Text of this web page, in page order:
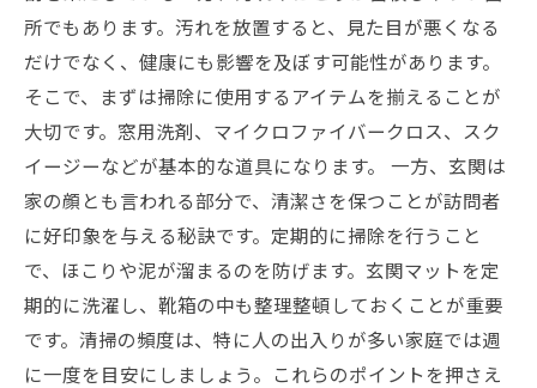
所でもあります。汚れを放置すると、見た目が悪くなる
だけでなく、健康にも影響を及ぼす可能性があります。
そこで、まずは掃除に使用するアイテムを揃えることが
大切です。窓用洗剤、マイクロファイバークロス、スク
イージーなどが基本的な道具になります。 一方、玄関は
家の顔とも言われる部分で、清潔さを保つことが訪問者
に好印象を与える秘訣です。定期的に掃除を行うこと
で、ほこりや泥が溜まるのを防げます。玄関マットを定
期的に洗濯し、靴箱の中も整理整頓しておくことが重要
です。清掃の頻度は、特に人の出入りが多い家庭では週
に一度を目安にしましょう。これらのポイントを押さえ